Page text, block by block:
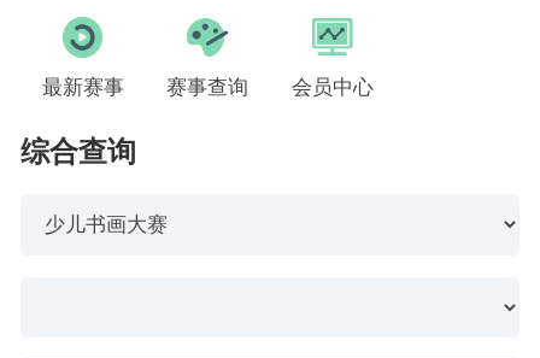
最新赛事 赛事查询 会员中心
综合查询